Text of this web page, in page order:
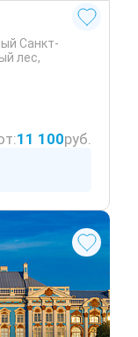
Санкт-
лес,
11 100руб.